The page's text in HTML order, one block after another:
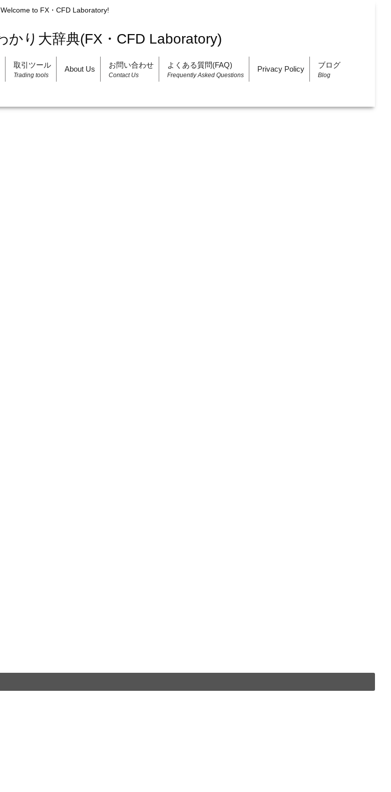
Welcome to FX・CFD Laboratory!
取引ツール
Trading tools
About Us お問い合わせ
Contact Us
よくある質問(FAQ)
Frequently Asked Questions
Privacy Policy ブログ
Blog